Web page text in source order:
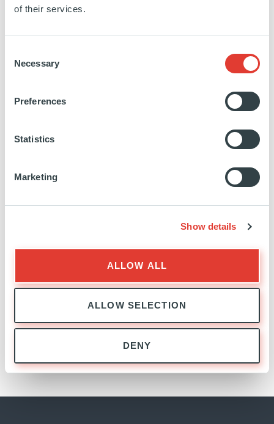
of their services.
Selection
Necessary
Preferences
Statistics
Marketing
Show details
ALLOW ALL
ALLOW SELECTION
DENY
https://www.linkedin.com/in/yoochan-
635a4299/
EXPERTISE
RELATIONS INVESTISSEURS